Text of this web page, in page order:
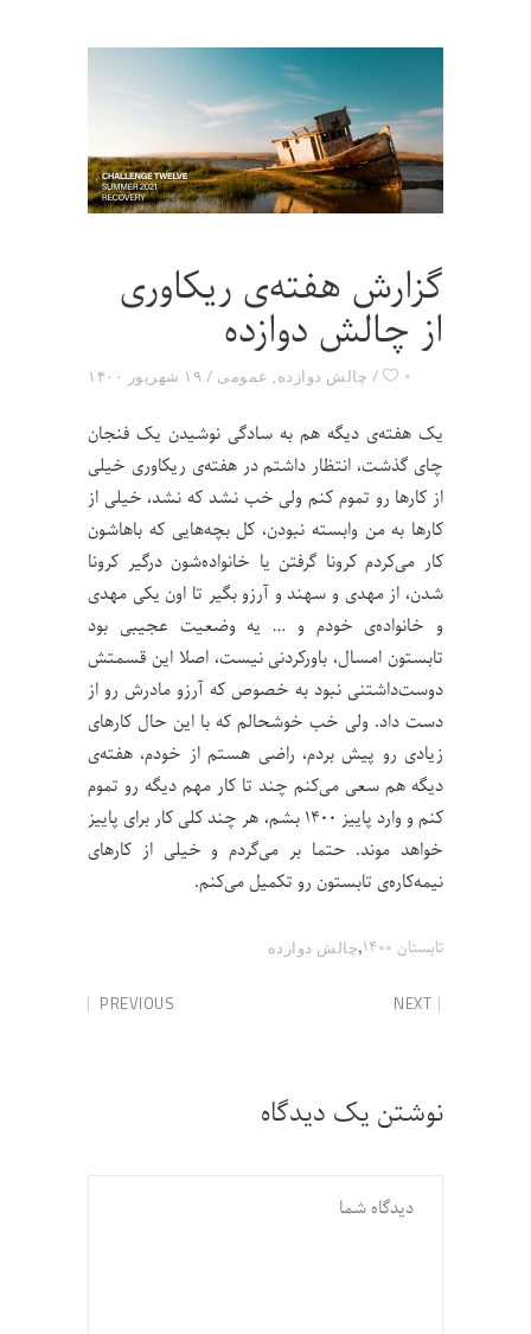
گزارش هفته‌ی ریکاوری
از چالش دوازده
۱۹ شهریور ۱۴۰۰ چالش دوازده, عمومی ۰
یک هفته‌ی دیگه هم به سادگی نوشیدن یک فنجان
چای گذشت، انتظار داشتم در هفته‌ی ریکاوری خیلی
از کارها رو تموم کنم ولی خب نشد که نشد، خیلی از
کارها به من وابسته نبودن، کل بچه‌هایی که باهاشون
کار می‌کردم کرونا گرفتن یا خانواده‌شون درگیر کرونا
شدن، از مهدی و سهند و آرزو بگیر تا اون یکی مهدی
و خانواده‌ی خودم و … یه وضعیت عجیبی بود
تابستون امسال، باورکردنی نیست، اصلا این قسمتش
دوست‌داشتنی نبود به خصوص که آرزو مادرش رو از
دست داد. ولی خب خوشحالم که با این حال کارهای
زیادی رو پیش بردم، راضی هستم از خودم، هفته‌ی
دیگه هم سعی می‌کنم چند تا کار مهم دیگه رو تموم
کنم و وارد پاییز ۱۴۰۰ بشم، هر چند کلی کار برای پاییز
خواهد موند. حتما بر می‌گردم و خیلی از کارهای
نیمه‌کاره‌ی تابستون رو تکمیل می‌کنم.
تابستان ۱۴۰۰ ,چالش‌ دوازده
PREVIOUS NEXT
نوشتن یک دیدگاه